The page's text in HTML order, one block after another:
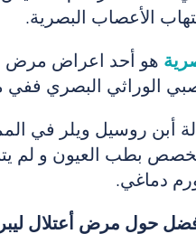
الأعصاب البصرية.
هو أحد اعراض مرض
الوراثي البصري
أبن روسيل ويلر في
بطب العيون و لم
دماغي.
حول مرض أعتلال